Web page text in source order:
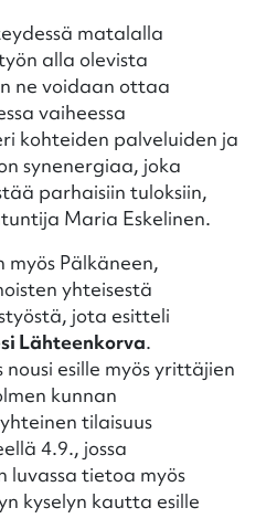
matalalla
alla olevista
ne voidaan ottaa
vaiheessa
kohteiden palveluiden ja
synenergiaa, joka
parhaisiin tuloksiin,
Maria Eskelinen.
myös Pälkäneen,
yhteisestä
jota esitteli
Lähteenkorva.
esille myös yrittäjien
kunnan
tilaisuus
4.9., jossa
luvassa tietoa myös
kyselyn kautta esille